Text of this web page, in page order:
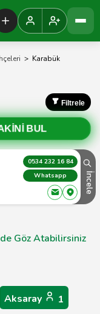
> Karabük
Filtrele
BUL
0534 232 16 84
Whatsapp
İncele
Göz Atabilirsiniz
Aksaray 1